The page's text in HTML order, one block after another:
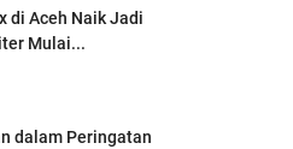
di Aceh Naik Jadi
Mulai...
dalam Peringatan